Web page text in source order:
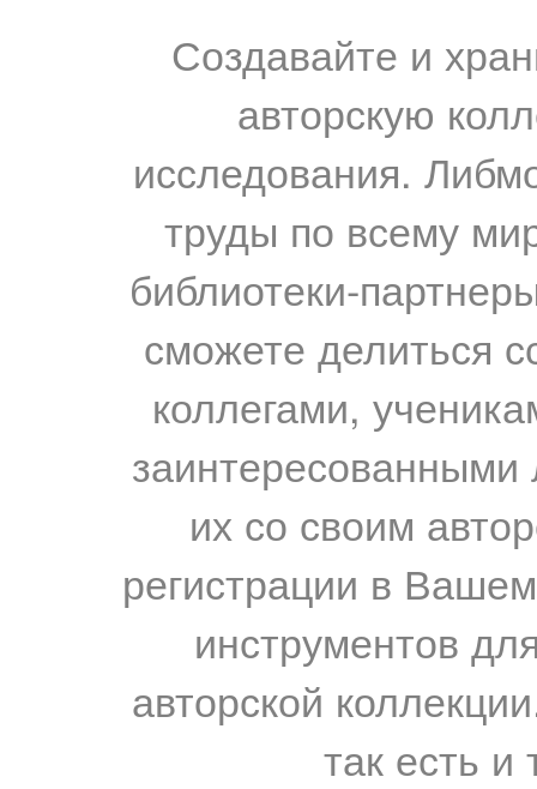
Создавайте и
авторскую
исследования.
труды по всему
библиотеки-
сможете делиться
коллегами,
их со своим
регистрации в
инструментов
авторской
так есть и